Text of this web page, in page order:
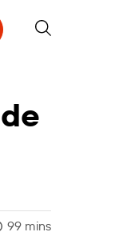
99 mins